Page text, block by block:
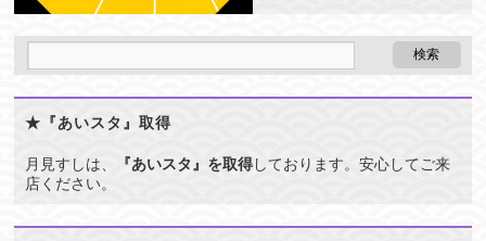
★『あいスタ』取得
月見すしは、 『あいスタ』を取得しております。安心してご来
店ください。